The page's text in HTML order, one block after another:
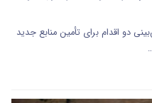
دو اقدام برای تأمین منابع جدید